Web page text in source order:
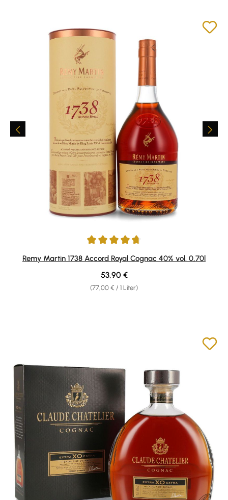
Durchschnittliche Bewertung von 4.79 von 5 Sternen
Remy Martin 1738 Accord Royal Cognac 40% vol. 0,70l
(77,00 € / 1 Liter)
Regulärer Preis:
53,90 €